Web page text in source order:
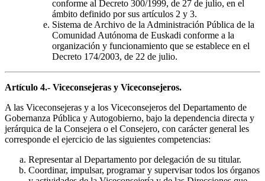
conforme al Decreto 300/1999, de 27 de julio, en el
ámbito definido por sus artículos 2 y 3.
Sistema de Archivo de la Administración Pública de la
Comunidad Autónoma de Euskadi conforme a la
organización y funcionamiento que se establece en el
Decreto 174/2003, de 22 de julio.
Artículo 4.- Viceconsejeras y Viceconsejeros.
A las Viceconsejeras y a los Viceconsejeros del Departamento de
Gobernanza Pública y Autogobierno, bajo la dependencia directa y
jerárquica de la Consejera o el Consejero, con carácter general les
corresponde el ejercicio de las siguientes competencias:
Representar al Departamento por delegación de su titular.
Coordinar, impulsar, programar y supervisar todos los órganos